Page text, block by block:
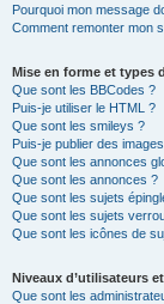
Pourquoi mon message
Comment remonter mon
Mise en forme et types
Que sont les BBCodes ?
Puis-je utiliser le HTML ?
Que sont les smileys ?
Puis-je publier des
Que sont les annonces
Que sont les annonces ?
Que sont les sujets
Que sont les sujets
Que sont les icônes de
Niveaux d’utilisateurs
Que sont les